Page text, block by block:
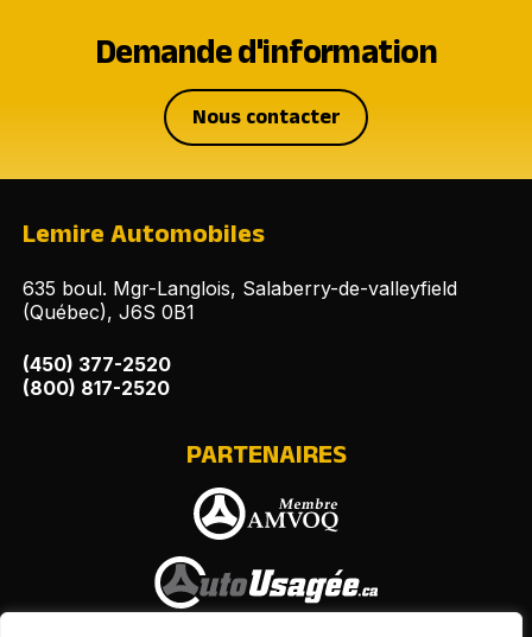
Demande d'information
Nous contacter
Lemire Automobiles
635 boul. Mgr-Langlois, Salaberry-de-valleyfield
(Québec), J6S 0B1
(450) 377-2520
(800) 817-2520
PARTENAIRES